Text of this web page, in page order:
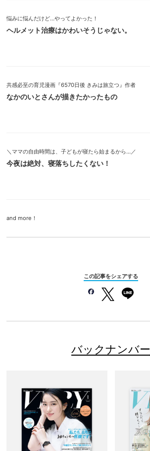
悩みに悩んだけど…やってよかった！
ヘルメット治療はかわいそうじゃない。
共感必至の育児漫画『6570日後 きみは旅立つ』作者
なかのいとさんが描きたかったもの
＼ママの自由時間は、子どもが寝たら始まるから…／
今夜は絶対、寝落ちしたくない！
and more！
この記事をシェアする
バックナンバー